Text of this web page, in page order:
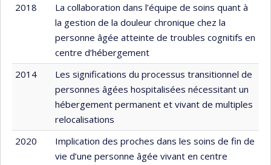
2018
La collaboration dans l’équipe de soins quant à
la gestion de la douleur chronique chez la
personne âgée atteinte de troubles cognitifs en
centre d’hébergement
2014
Les significations du processus transitionnel de
personnes âgées hospitalisées nécessitant un
hébergement permanent et vivant de multiples
relocalisations
2020
Implication des proches dans les soins de fin de
vie d’une personne âgée vivant en centre